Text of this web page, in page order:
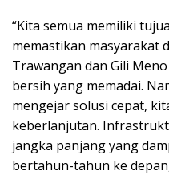
“Kita semua memiliki
memastikan masyarakat
Trawangan dan Gili
bersih yang memadai.
mengejar solusi cepat,
keberlanjutan.
jangka panjang yang
bertahun-tahun ke